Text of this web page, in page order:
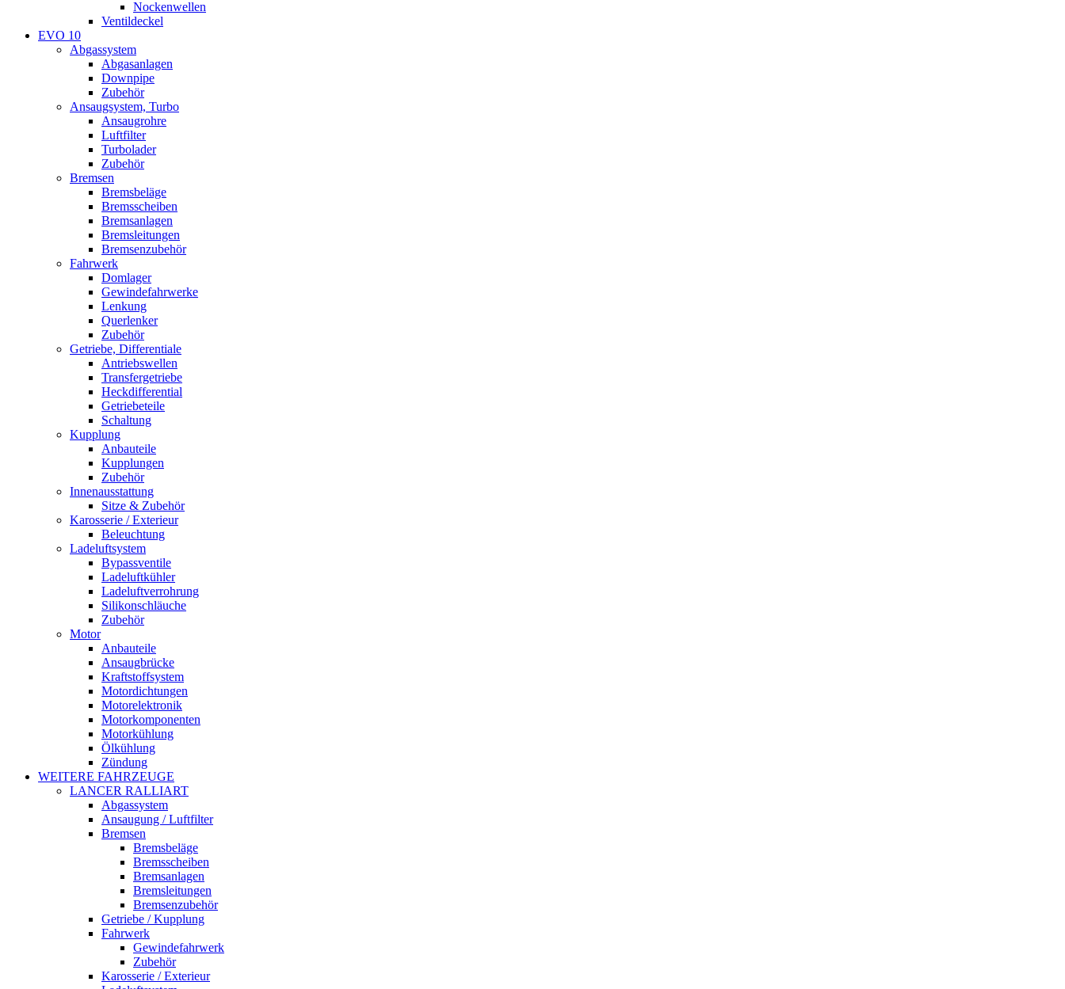
Nockenwellen
Ventildeckel
EVO 10
Abgassystem
Abgasanlagen
Downpipe
Zubehör
Ansaugsystem, Turbo
Ansaugrohre
Luftfilter
Turbolader
Zubehör
Bremsen
Bremsbeläge
Bremsscheiben
Bremsanlagen
Bremsleitungen
Bremsenzubehör
Fahrwerk
Domlager
Gewindefahrwerke
Lenkung
Querlenker
Zubehör
Getriebe, Differentiale
Antriebswellen
Transfergetriebe
Heckdifferential
Getriebeteile
Schaltung
Kupplung
Anbauteile
Kupplungen
Zubehör
Innenausstattung
Sitze & Zubehör
Karosserie / Exterieur
Beleuchtung
Ladeluftsystem
Bypassventile
Ladeluftkühler
Ladeluftverrohrung
Silikonschläuche
Zubehör
Motor
Anbauteile
Ansaugbrücke
Kraftstoffsystem
Motordichtungen
Motorelektronik
Motorkomponenten
Motorkühlung
Ölkühlung
Zündung
WEITERE FAHRZEUGE
LANCER RALLIART
Abgassystem
Ansaugung / Luftfilter
Bremsen
Bremsbeläge
Bremsscheiben
Bremsanlagen
Bremsleitungen
Bremsenzubehör
Getriebe / Kupplung
Fahrwerk
Gewindefahrwerk
Zubehör
Karosserie / Exterieur